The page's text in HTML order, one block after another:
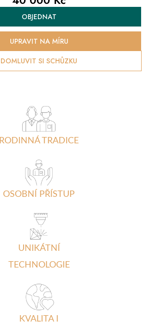
Měrná
cena:
OBJEDNAT
DOMLUVIT SI SCHŮZKU
UPRAVIT NA MÍRU
RODINNÁ TRADICE
OSOBNÍ PŘÍSTUP
UNIKÁTNÍ
TECHNOLOGIE
KVALITA I